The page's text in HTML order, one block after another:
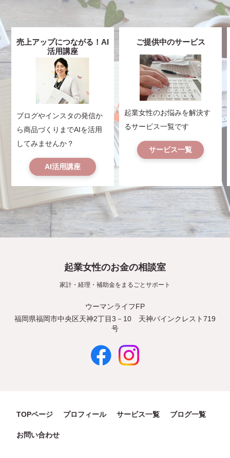
売上アップにつながる！AI
活用講座
ブログやインスタの発信か
ら商品づくりまでAIを活用
してみませんか？
AI活用講座
ご提供中のサービス
起業女性のお悩みを解決す
るサービス一覧です
サービス一覧
起業女性のお金の相談室
家計・経理・補助金をまるごとサポート
ウーマンライフFP
福岡県福岡市中央区天神2丁目3－10 天神パインクレスト719
号
TOPページ プロフィール サービス一覧 ブログ一覧
お問い合わせ